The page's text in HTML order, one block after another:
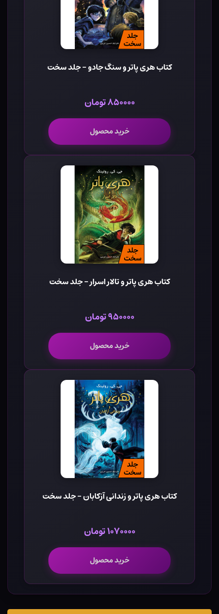
کتاب هری پاتر و سنگ جادو - جلد سخت
۸۵۰۰۰۰ تومان
خرید محصول
کتاب هری پاتر و تالار اسرار - جلد سخت
۹۵۰۰۰۰ تومان
خرید محصول
کتاب هری پاتر و زندانی آزکابان - جلد سخت
۱۰۷۰۰۰۰ تومان
خرید محصول